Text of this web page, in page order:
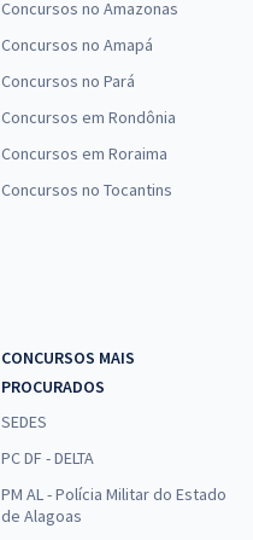
Concursos no Amazonas
Concursos no Amapá
Concursos no Pará
Concursos em Rondônia
Concursos em Roraima
Concursos no Tocantins
CONCURSOS MAIS
PROCURADOS
SEDES
PC DF - DELTA
PM AL - Polícia Militar do Estado
de Alagoas